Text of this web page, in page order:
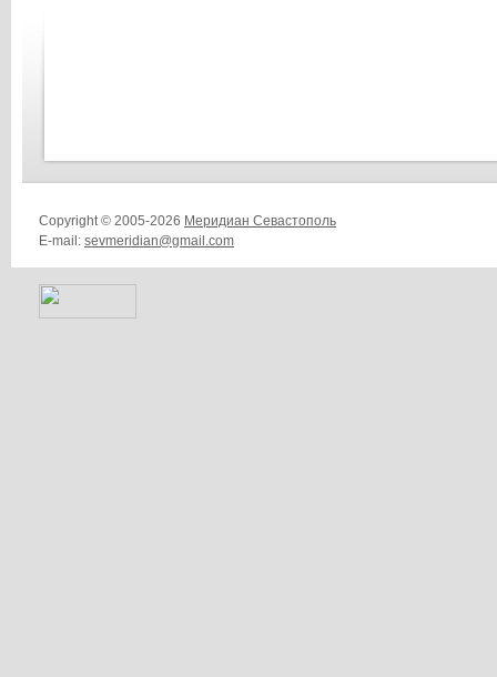
Copyright © 2005-2026 Меридиан Севастополь
E-mail: sevmeridian@gmail.com